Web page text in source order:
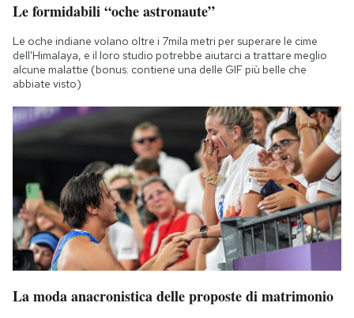
Le formidabili “oche astronaute”
Le oche indiane volano oltre i 7mila metri per superare le cime
dell'Himalaya, e il loro studio potrebbe aiutarci a trattare meglio
alcune malattie (bonus: contiene una delle GIF più belle che
abbiate visto)
La moda anacronistica delle proposte di matrimonio